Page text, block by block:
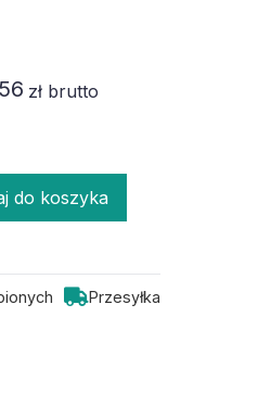
zł brutto
do koszyka
Przesyłka